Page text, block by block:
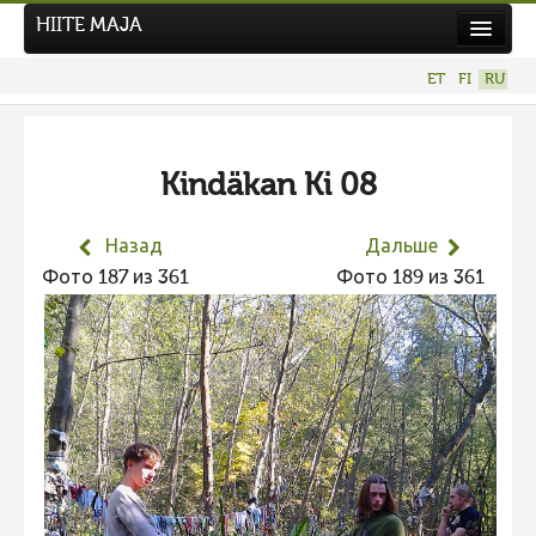
Hiite kuvavõistlus 2026
Фотоконкурс 2025
Не учитываются 2025
Видео 2025
Фотоконкурс 2024
Не учитываются 2024
Видео 2024
Фотоконкурс 2023
HIITE MAJA
ET FI RU
Kindäkan Ki 08
Назад
Фото 187 из 361
Дальше
Фото 189 из 361